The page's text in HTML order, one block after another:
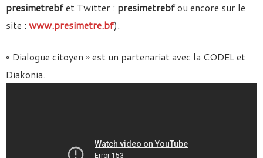
presimetrebfet Twitter : presimetrebfou encore sur le
site : www.presimetre.bf).
« Dialogue citoyen » est un partenariat avec la CODEL et
Diakonia.